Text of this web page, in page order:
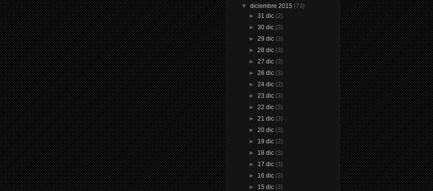
▼diciembre 2015 (73)
► 31 dic (2)
► 30 dic (3)
► 29 dic (3)
► 28 dic (3)
► 27 dic (3)
► 26 dic (3)
► 24 dic (2)
► 23 dic (3)
► 22 dic (3)
► 21 dic (3)
► 20 dic (3)
► 19 dic (2)
► 18 dic (3)
► 17 dic (3)
► 16 dic (3)
► 15 dic (3)